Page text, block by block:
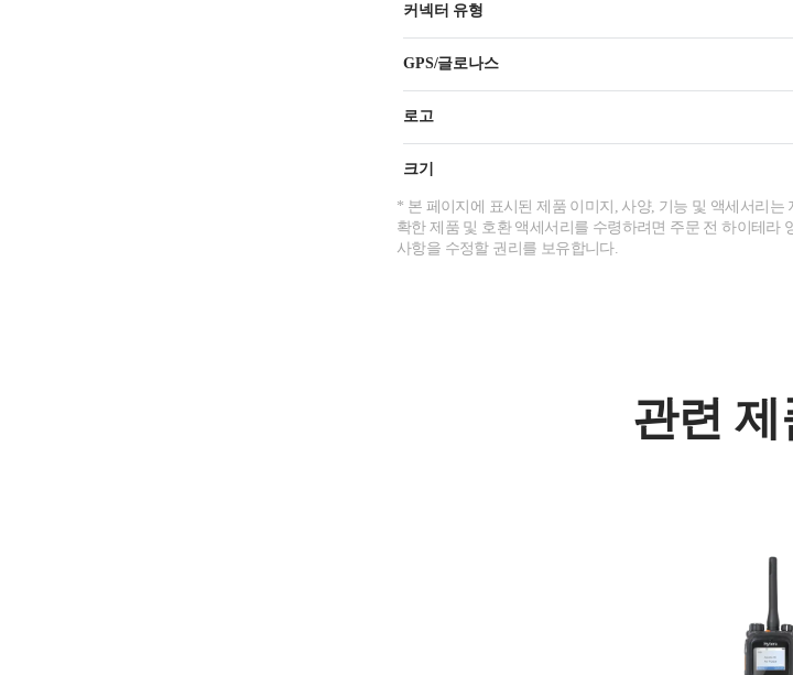
커넥터 유형
GPS/글로나스
로고
크기
* 본 페이지에 표시된 제품 이미지, 사양, 기능 및 액세서리
확한 제품 및 호환 액세서리를 수령하려면 주문 전 하이테라
사항을 수정할 권리를 보유합니다.
관련 제